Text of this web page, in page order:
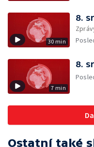
30 min
8.
7 min
8.
Ostatní také